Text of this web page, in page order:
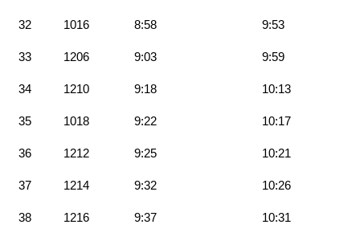
32 1016 8:58 9:53
33 1206 9:03 9:59
34 1210 9:18 10:13
35 1018 9:22 10:17
36 1212 9:25 10:21
37 1214 9:32 10:26
38 1216 9:37 10:31